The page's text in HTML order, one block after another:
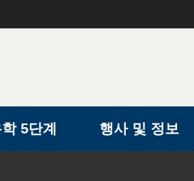
5단계 행사 및 정보